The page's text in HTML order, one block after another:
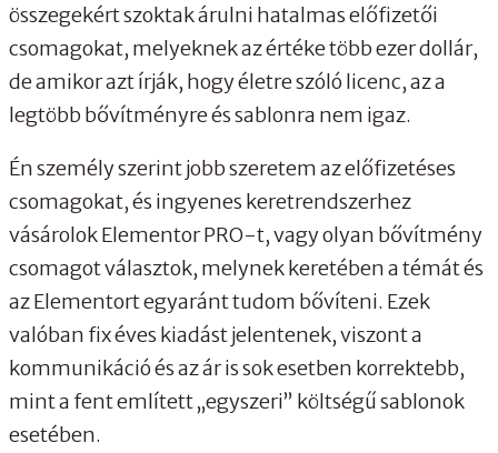
összegekért szoktak árulni hatalmas előfizetői
csomagokat, melyeknek az értéke több ezer dollár,
de amikor azt írják, hogy életre szóló licenc, az a
legtöbb bővítményre és sablonra nem igaz.
Én személy szerint jobb szeretem az előfizetéses
csomagokat, és ingyenes keretrendszerhez
vásárolok Elementor PRO-t, vagy olyan bővítmény
csomagot választok, melynek keretében a témát és
az Elementort egyaránt tudom bővíteni. Ezek
valóban fix éves kiadást jelentenek, viszont a
kommunikáció és az ár is sok esetben korrektebb,
mint a fent említett „egyszeri” költségű sablonok
esetében.